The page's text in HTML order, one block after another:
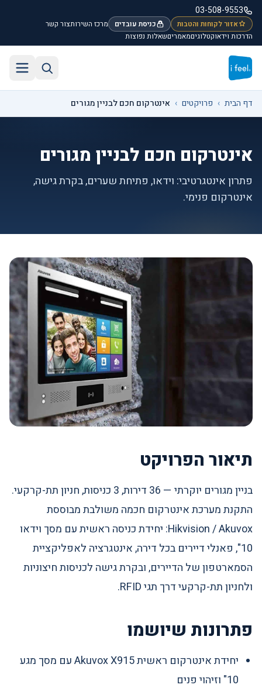
דלג לתוכן הראשי
03-508-9553
אזור לקוחות והטבות כניסת עובדים מרכז השירותצור קשר
הדרכות וידאוקטלוגיםמאמריםשאלות נפוצות
דף הבית › פרויקטים › אינטרקום חכם לבניין מגורים
אינטרקום חכם לבניין מגורים
פתרון אינטגרטיבי: וידאו, פתיחת שערים, בקרת גישה,
אינטרקום פנימי.
תיאור הפרויקט
בניין מגורים יוקרתי — 36 דירות, 3 כניסות, חניון תת-קרקעי.
התקנת מערכת אינטרקום חכמה משולבת מבוססת
Hikvision / Akuvox: יחידת כניסה ראשית עם מסך וידאו
10", פאנלי דיירים בכל דירה, אינטגרציה לאפליקציית
הסמארטפון של הדיירים, ובקרת גישה לכניסות חיצוניות
ולחניון תת-קרקעי דרך תגי RFID.
פתרונות שיושמו
יחידת אינטרקום ראשית Akuvox X915 עם מסך מגע
10" וזיהוי פנים